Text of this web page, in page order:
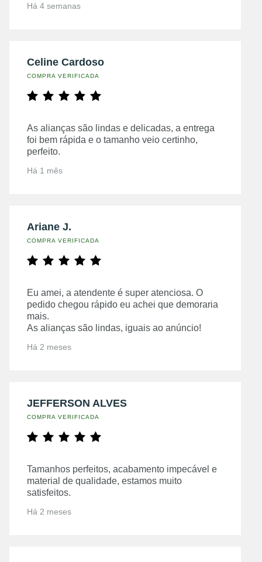
Há 4 semanas
Celine Cardoso
COMPRA VERIFICADA
As alianças são lindas e delicadas, a entrega
foi bem rápida e o tamanho veio certinho,
perfeito.
Há 1 mês
Ariane J.
COMPRA VERIFICADA
Eu amei, a atendente é super atenciosa. O
pedido chegou rápido eu achei que demoraria
mais.
As alianças são lindas, iguais ao anúncio!
Há 2 meses
JEFFERSON ALVES
COMPRA VERIFICADA
Tamanhos perfeitos, acabamento impecável e
material de qualidade, estamos muito
satisfeitos.
Há 2 meses